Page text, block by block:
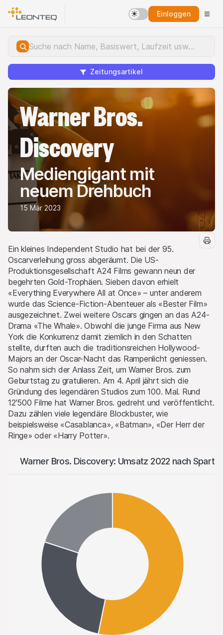
Einloggen
Zeitungsartikel
Warner Bros.
Discovery
Mediengigant mit
neuem Drehbuch
15 Mär 2023
Ein kleines Independent Studio hat bei der 95.
Oscarverleihung gross abgeräumt. Die US-
Produktionsgesellschaft A24 Films gewann neun der
begehrten Gold-Trophäen. Sieben davon erhielt
«Everything Everywhere All at Once» – unter anderem
wurde das Science-Fiction-Abenteuer als «Bester Film»
ausgezeichnet. Zwei weitere Oscars gingen an das A24-
Drama «The Whale». Obwohl die junge Firma aus New
York die Konkurrenz damit ziemlich in den Schatten
stellte, durften auch die traditionsreichen Hollywood-
Majors an der Oscar-Nacht das Rampenlicht geniessen.
So nahm sich der Anlass Zeit, um Warner Bros. zum
Geburtstag zu gratulieren. Am 4. April jährt sich die
Gründung des legendären Studios zum 100. Mal. Rund
12'500 Filme hat Warner Bros. gedreht und veröffentlicht.
Dazu zählen viele legendäre Blockbuster, wie
beispielsweise «Casablanca», «Batman», «Der Herr der
Ringe» oder «Harry Potter».
Warner Bros. Discovery: Umsatz 2022 nach